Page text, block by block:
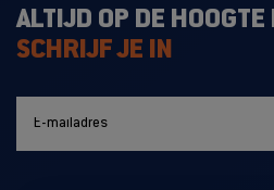
ALTIJD OP DE
SCHRIJF JE IN